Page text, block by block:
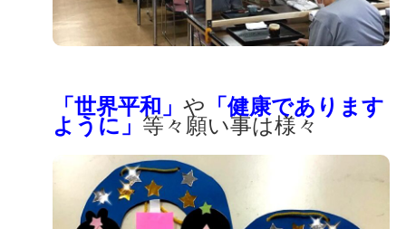
「世界平和」や 「健康であります
ように」 等々 願い事は様々